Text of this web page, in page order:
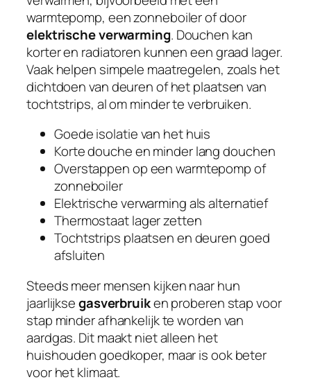
warmtepomp, een zonneboiler of door
elektrische verwarming. Douchen kan
korter en radiatoren kunnen een graad lager.
Vaak helpen simpele maatregelen, zoals het
dichtdoen van deuren of het plaatsen van
tochtstrips, al om minder te verbruiken.
Goede isolatie van het huis
Korte douche en minder lang douchen
Overstappen op een warmtepomp of
zonneboiler
Elektrische verwarming als alternatief
Thermostaat lager zetten
Tochtstrips plaatsen en deuren goed
afsluiten
Steeds meer mensen kijken naar hun
jaarlijksegasverbruiken proberen stap voor
stap minder afhankelijk te worden van
aardgas. Dit maakt niet alleen het
huishouden goedkoper, maar is ook beter
voor het klimaat.